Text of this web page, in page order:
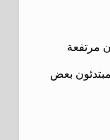
مرتفعة
بعض